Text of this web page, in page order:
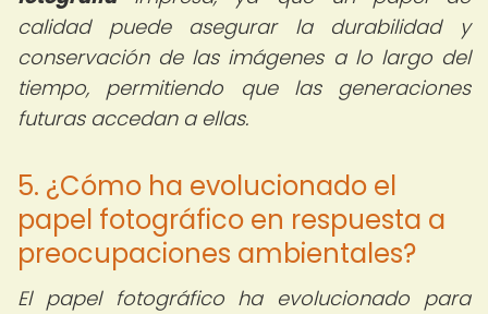
calidad puede asegurar la durabilidad y
conservación de las imágenes a lo largo del
tiempo, permitiendo que las generaciones
futuras accedan a ellas.
5. ¿Cómo ha evolucionado el
papel fotográfico en respuesta a
preocupaciones ambientales?
El papel fotográfico ha evolucionado para